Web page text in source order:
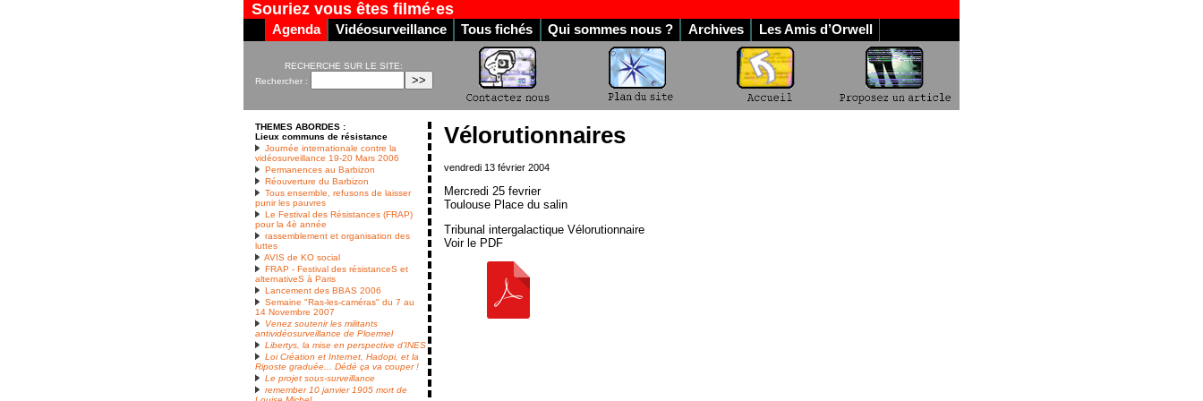
Souriez vous êtes filmé·es
Agenda Vidéosurveillance Tous fichés Qui sommes nous ? Archives Les Amis d’Orwell
RECHERCHE SUR LE SITE:
Rechercher :
THEMES ABORDES :
Lieux communs de résistance
Journée internationale contre la
vidéosurveillance 19-20 Mars 2006
Permanences au Barbizon
Réouverture du Barbizon
Tous ensemble, refusons de laisser
punir les pauvres
Le Festival des Résistances (FRAP)
pour la 4è année
rassemblement et organisation des
luttes
AVIS de KO social
FRAP - Festival des résistanceS et
alternativeS à Paris
Lancement des BBAS 2006
Semaine "Ras-les-caméras" du 7 au
14 Novembre 2007
Venez soutenir les militants
antividéosurveillance de Ploermel
Libertys, la mise en perspective d’INES
Loi Création et Internet, Hadopi, et la
Riposte graduée... Dédé ça va couper !
Le projet sous-surveillance
remember 10 janvier 1905 mort de
Vélorutionnaires
vendredi 13 février 2004
Mercredi 25 fevrier
Toulouse Place du salin
Tribunal intergalactique Vélorutionnaire
Voir le PDF